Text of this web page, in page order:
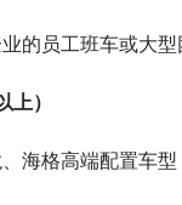
员工班车或大型
）
海格高端配置车型